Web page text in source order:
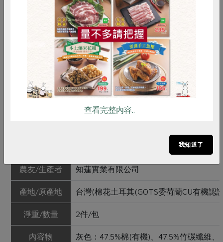
•不使用對環境造成污染的氯系漂白劑；使用氧系漂白劑
──過氧化氫。
•不添加螢光增白劑。
•不使用甲醛、苯、酚等化學藥劑與偶氮染料。
農友/生產者 知蓮實業有限公司
產地/原產地 台灣(棉花土耳其(GOTS委荷蘭CU有機認
淨重/數量 2件/包
內容物 灰色：47.5%棉(有機)、47.5%竹碳纖維、
RPET 食譜 減硝酸鹽
雞蛋 食安 共同購買
查看完整內容..
我知道了